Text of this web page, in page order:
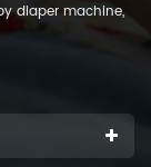
diaper machine,
China. And